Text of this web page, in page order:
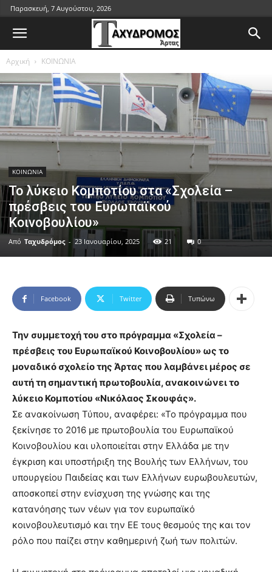
Παρασκευή, 7 Αυγούστου, 2026
Αρχική ΚΟΙΝΩΝΙΑ
ΚΟΙΝΩΝΙΑ
Το λύκειο Κομποτίου στα «Σχολεία –
πρέσβεις του Ευρωπαϊκού
Κοινοβουλίου»
Από Ταχυδρόμος - 23 Ιανουαρίου, 2025 21 0
Facebook Twitter Τυπώνω
Την συμμετοχή του στο πρόγραμμα «Σχολεία –
πρέσβεις του Ευρωπαϊκού Κοινοβουλίου» ως το
μοναδικό σχολείο της Άρτας που λαμβάνει μέρος σε
αυτή τη σημαντική πρωτοβουλία, ανακοινώνει το
λύκειο Κομποτίου «Νικόλαος Σκουφάς».
Σε ανακοίνωση Τύπου, αναφέρει: «Το πρόγραμμα που
ξεκίνησε το 2016 με πρωτοβουλία του Ευρωπαϊκού
Κοινοβουλίου και υλοποιείται στην Ελλάδα με την
έγκριση και υποστήριξη της Βουλής των Ελλήνων, του
υπουργείου Παιδείας και των Ελλήνων ευρωβουλευτών,
αποσκοπεί στην ενίσχυση της γνώσης και της
κατανόησης των νέων για τον ευρωπαϊκό
κοινοβουλευτισμό και την ΕΕ τους θεσμούς της και τον
ρόλο που παίζει στην καθημερινή ζωή των πολιτών.